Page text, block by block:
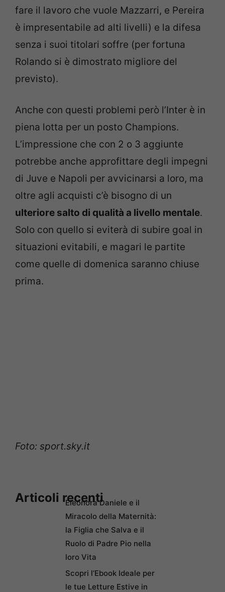
fare il lavoro che vuole Mazzarri, e Pereira
è impresentabile ad alti livelli) e la difesa
senza i suoi titolari soffre (per fortuna
Rolando si è dimostrato migliore del
previsto).
Anche con questi problemi però l’Inter è in
piena lotta per un posto Champions.
L’impressione che con 2 o 3 aggiunte
potrebbe anche approfittare degli impegni
di Juve e Napoli per avvicinarsi a loro, ma
oltre agli acquisti c’è bisogno di un
ulteriore salto di qualità a livello mentale.
Solo con quello si eviterà di subire goal in
situazioni evitabili, e magari le partite
come quelle di domenica saranno chiuse
prima.
Foto: sport.sky.it
Articoli recentiEleonora Daniele e il
Miracolo della Maternità:
la Figlia che Salva e il
Ruolo di Padre Pio nella
loro Vita
Scopri l’Ebook Ideale per
le tue Letture Estive in